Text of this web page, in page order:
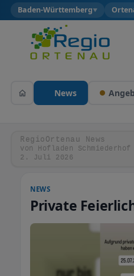
Baden-Württemberg▼
News
RegioOrtenau News
von Hofladen Schmiederhof
2. Juli 2026
NEWS
Private